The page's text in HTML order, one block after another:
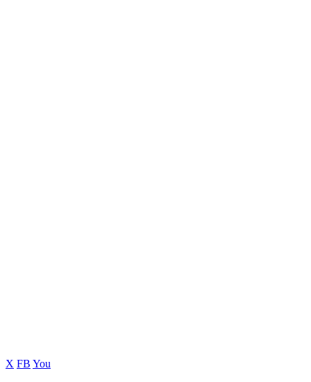
Х FB You